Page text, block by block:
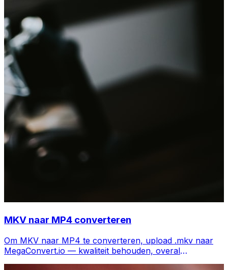
MKV naar MP4 converteren
Om MKV naar MP4 te converteren, upload .mkv naar
MegaConvert.io — kwaliteit behouden, overal